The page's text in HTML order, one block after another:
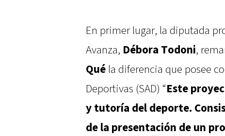
En primer lugar, la diputada
Avanza, Débora Todoni,
Qué la diferencia que posee
Deportivas (SAD) “Este
y tutoría del deporte.
de la presentación de un